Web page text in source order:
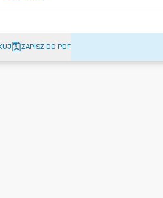
ZAPISZ DO PDF